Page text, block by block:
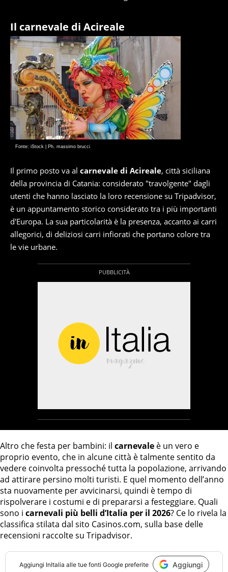
Il carnevale di Acireale
Fonte: iStock | Ph. massimo brucci
Il primo posto va al carnevale di Acireale, città siciliana
della provincia di Catania: considerato "travolgente" dagli
utenti che hanno lasciato la loro recensione su Tripadvisor,
è un appuntamento storico considerato tra i più importanti
d'Europa. La sua particolarità è la presenza, accanto ai carri
allegorici, di deliziosi carri infiorati che portano colore tra
le vie urbane.
Altro che festa per bambini: il carnevale è un vero e
proprio evento, che in alcune città è talmente sentito da
vedere coinvolta pressoché tutta la popolazione, arrivando
ad attirare persino molti turisti. E quel momento dell’anno
sta nuovamente per avvicinarsi, quindi è tempo di
rispolverare i costumi e di prepararsi a festeggiare. Quali
sono i carnevali più belli d’Italia per il 2026? Ce lo rivela la
classifica stilata dal sito Casinos.com, sulla base delle
recensioni raccolte su Tripadvisor.
Aggiungi InItalia alle tue fonti Google preferite Aggiungi